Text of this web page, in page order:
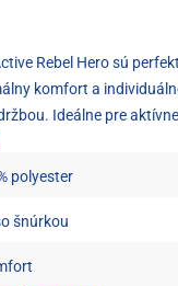
Rebel Hero sú
komfort a
Ideálne pre
polyester
šnúrkou